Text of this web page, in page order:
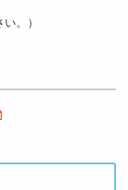
。）